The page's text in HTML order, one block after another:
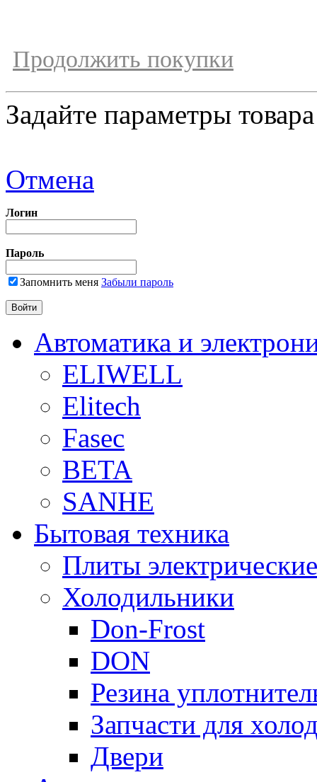
Продолжить покупки
Задайте параметры товара
Отмена
Логин
Пароль
Запомнить меня Забыли пароль
Автоматика и
ELIWELL
Elitech
Fasec
BETA
SANHE
Бытовая техника
Плиты электрические
Холодильники
Don-Frost
DON
Резина
Запчасти для
Двери